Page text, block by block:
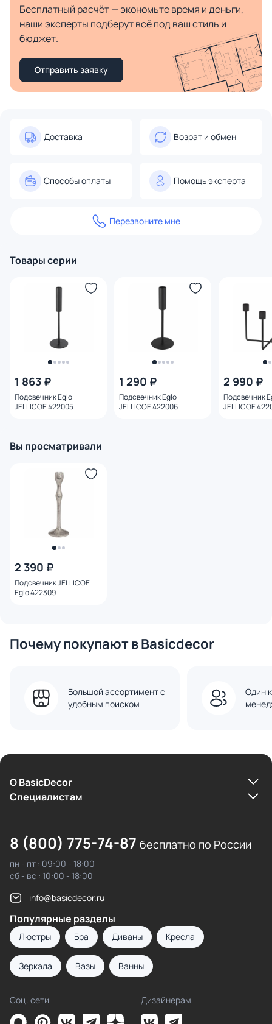
Бесплатный расчёт — экономьте время и деньги,
наши эксперты подберут всё под ваш стиль и
бюджет.
Отправить заявку
Доставка Возрат и обмен
Способы оплаты Помощь эксперта
Перезвоните мне
Товары серии
1 863 ₽
Подсвечник Eglo
JELLICOE 422005
1 290 ₽
Подсвечник Eglo
JELLICOE 422006
2 990 ₽
Подсвечник
JELLICOE
Вы просматривали
2 390 ₽
Подсвечник JELLICOE
Eglo 422309
Почему покупают в Basicdecor
Большой ассортимент с
удобным поиском
Один
О BasicDecor
Cпециалистам
8 (800) 775-74-87 бесплатно по России
пн - пт : 09:00 - 18:00
сб - вс : 10:00 - 18:00
info@basicdecor.ru
Популярные разделы
Люстры Бра Диваны Кресла
Зеркала Вазы Ванны
Соц. сети Дизайнерам